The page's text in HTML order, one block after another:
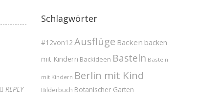
REPLY
Schlagwörter
#12von12 Ausflüge Backen backen
mit Kindern Backideen Basteln Basteln
mit Kindern Berlin mit Kind
Bilderbuch Botanischer Garten